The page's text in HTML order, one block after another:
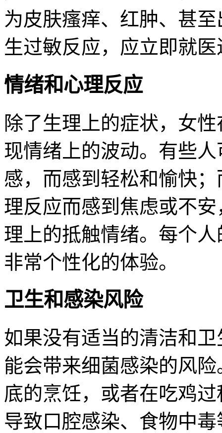
为皮肤瘙痒、红肿、甚
生过敏反应，应立即就
情绪和心理反应
除了生理上的症状，女
现情绪上的波动。有些
感，而感到轻松和愉快
理反应而感到焦虑或不
理上的抵触情绪。每个
非常个性化的体验。
卫生和感染风险
如果没有适当的清洁和
能会带来细菌感染的风
底的烹饪，或者在吃鸡
导致口腔感染、食物中